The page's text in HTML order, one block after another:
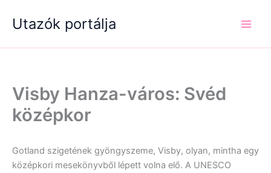
Utazók portálja
Visby Hanza-város: Svéd
középkor
Gotland szigetének gyöngyszeme, Visby, olyan, mintha egy
középkori mesekönyvből lépett volna elő. A UNESCO